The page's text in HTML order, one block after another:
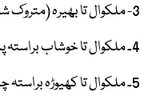
3- ملکوال تا بھیرہ (متروک شدہ)
4۔ ملکوال تا خوشاب براستہ پنڈ دادن کان
5۔ ملکوال تا کھیوڑہ براستہ چلیسہ جنکشن